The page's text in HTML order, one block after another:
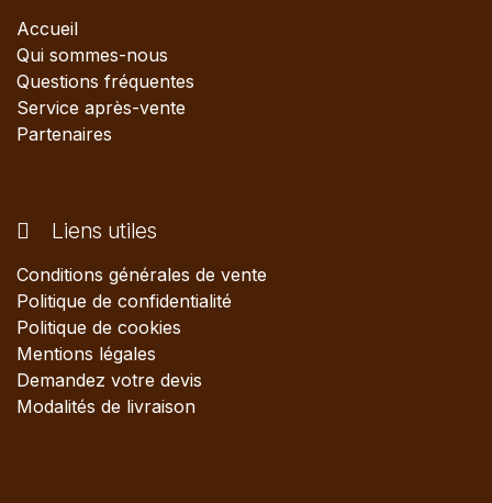
Accueil
Qui sommes-nous
Questions fréquentes
Service après-vente
Partenaires
Liens utiles
Conditions générales de vente
Politique de confidentialité
Politique de cookies
Mentions légales
Demandez votre devis
Modalités de livraison